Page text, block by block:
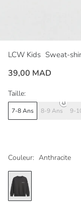
LCW Kids Sweat-
39,00 MAD
Couleur: Anthracite
Taille:
7-8 Ans 8-9 Ans 9-